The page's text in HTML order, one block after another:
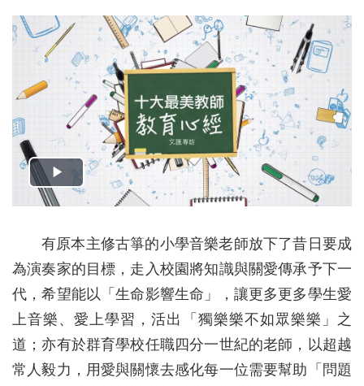
有原本主修古箏的小學音樂老師放下了昔日要成
為演奏家的目標，走入校園將知識與關愛傳承予下一
代，希望能以「生命影響生命」，讓更多更多學生愛
上音樂、愛上學習，活出「獨樂樂不如眾樂樂」之
道；亦有於群育學校任職四分一世紀的老師，以超越
常人毅力，用愛與關懷去感化每一位需要幫助「問題